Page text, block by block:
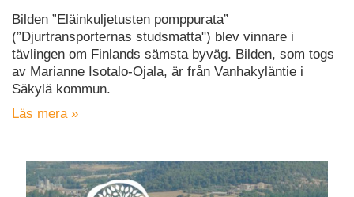
Bilden ”Eläinkuljetusten pomppurata”
(”Djurtransporternas studsmatta") blev vinnare i
tävlingen om Finlands sämsta byväg. Bilden, som togs
av Marianne Isotalo-Ojala, är från Vanhakyläntie i
Säkylä kommun.
Läs mera »